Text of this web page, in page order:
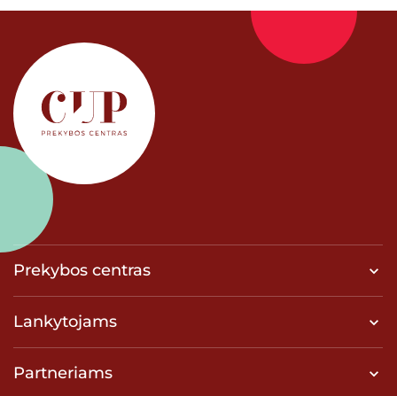
Prekybos centras
Lankytojams
Partneriams